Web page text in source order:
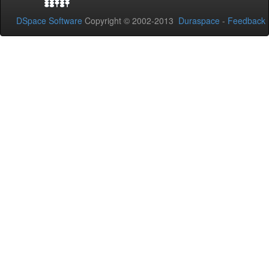
DSpace Software Copyright © 2002-2013 Duraspace - Feedback